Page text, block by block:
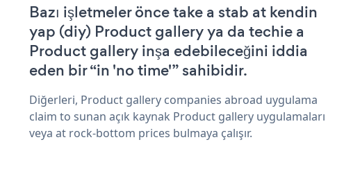
Bazı işletmeler önce take a stab at kendin
yap (diy) Product gallery ya da techie a
Product gallery inşa edebileceğini iddia
eden bir “in 'no time'” sahibidir.
Diğerleri, Product gallery companies abroad uygulama
claim to sunan açık kaynak Product gallery uygulamaları
veya at rock-bottom prices bulmaya çalışır.